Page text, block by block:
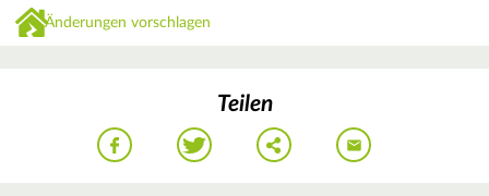
Änderungen vorschlagen
Teilen